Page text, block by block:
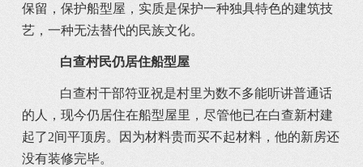
保留，保护船型屋，实质是保护一种独具特色的建筑技
艺，一种无法替代的民族文化。
白查村民仍居住船型屋
白查村干部符亚祝是村里为数不多能听讲普通话
的人，现今仍居住在船型屋里，尽管他已在白查新村建
起了2间平顶房。因为材料贵而买不起材料，他的新房还
没有装修完毕。